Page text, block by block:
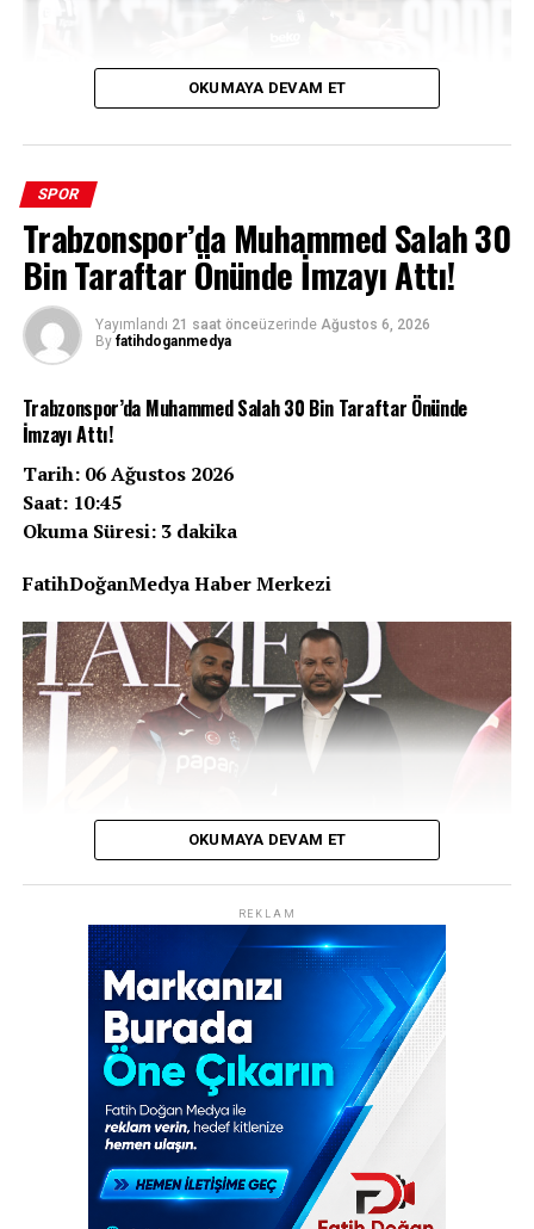
Zorlu bir Çekya deplasmanı, 10 kişi kalmak, tarihi bir
başarı… Beşiktaş, UEFA Avrupa Ligi 3. eleme turu ilk
maçında Hradec Kralove’yi 1-0 mağlup ederek Avrupa
beyazlılar, bu anlamlı zaferle sadece tur kapısını
aralamakla kalmadı, kulüp tarihinin gurur tablosuna bir
yıldız daha ekledi.
Zorlu Deplasmanda Tarihi Gece
Malsovicka Arena’da oynanan karşılaşmaya hızlı
değerlendiremedi ve devre 0-0 sona erdi. Ancak ikinci
yarıda siyah-beyazlılar için işler hiç beklenmedik bir hal
aldı.
OKUMAYA DEVAM ET
SPOR
Trabzonspor’da Muhammed Salah 30
Bin Taraftar Önünde İmzayı Attı!
Yayımlandı 21 saat önceüzerinde Ağustos 6, 2026
By fatihdoganmedya
Trabzonspor’da Muhammed Salah 30 Bin Taraftar Önünde
İmzayı Attı!
Tarih: 06 Ağustos 2026
Saat: 10:45
Okuma Süresi: 3 dakika
FatihDoğanMedya Haber Merkezi
Trabzonspor, transfer tarihinin en ses getiren
hamlelerinden birine imza attı! Bordo-mavili kulüp,
Mısırlı yıldız futbolcu Muhammed Salah’ı resmen
kadrosuna katarak dünya spor gündemine bomba gibi
düştü. Şenol Güneş Spor Kompleksi’nde düzenlenen
görkemli imza töreninde yaklaşık 30 bin taraftar, yeni
transferlerini coşkuyla karşıladı.
30 Bin Kişilik Coşku: “Allah Allah Allah,
Muhammed Salah”
OKUMAYA DEVAM ET
REKLAM